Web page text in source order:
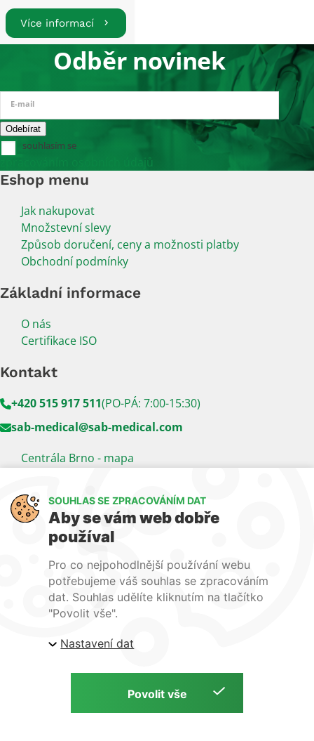
Více informací
Odběr novinek
E-mail
souhlasím se
zpracováním osobních údajů
Eshop menu
Jak nakupovat
Množstevní slevy
Způsob doručení, ceny a možnosti platby
Obchodní podmínky
Základní informace
O nás
Certifikace ISO
Kontakt
+420 515 917 511(PO-PÁ: 7:00-15:30)
sab-medical@sab-medical.com
Centrála Brno - mapa
Sledujte nás
LinkedIn Facebook
Naše další weby:
www.lecba-rakoviny.com
www.lecba-bolesti.com
Copyright © S. A. B. Medical, 2026 | Zdravotnická technika a potřeby
SOUHLAS SE ZPRACOVÁNÍM DAT
Aby se vám web dobře
používal
Pro co nejpohodlnější používání webu
potřebujeme váš souhlas se zpracováním
dat. Souhlas udělíte kliknutím na tlačítko
"Povolit vše".
Nastavení dat